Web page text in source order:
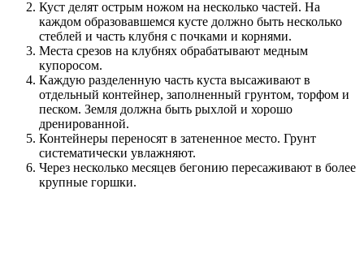
Куст делят острым ножом на несколько частей. На
каждом образовавшемся кусте должно быть несколько
стеблей и часть клубня с почками и корнями.
Места срезов на клубнях обрабатывают медным
купоросом.
Каждую разделенную часть куста высаживают в
отдельный контейнер, заполненный грунтом, торфом и
песком. Земля должна быть рыхлой и хорошо
дренированной.
Контейнеры переносят в затененное место. Грунт
систематически увлажняют.
Через несколько месяцев бегонию пересаживают в более
крупные горшки.